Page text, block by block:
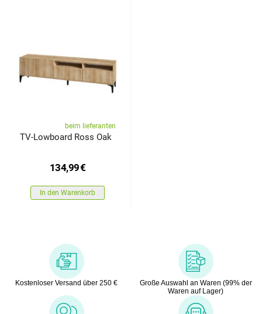
beim lieferanten
TV-Lowboard Ross Oak
134,99€
In den Warenkorb
Kostenloser Versand über 250 €
Große Auswahl an Waren (99% der
Waren auf Lager)